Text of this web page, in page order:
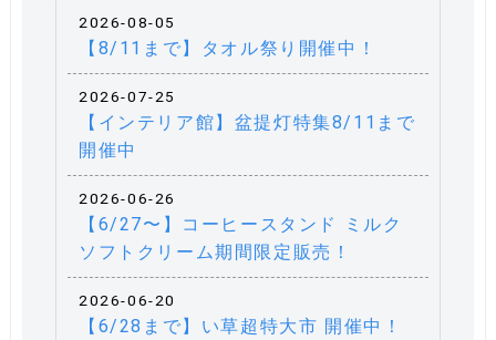
2026-08-05
【8/11まで】タオル祭り開催中！
2026-07-25
【インテリア館】盆提灯特集8/11まで
開催中
2026-06-26
【6/27〜】コーヒースタンド ミルク
ソフトクリーム期間限定販売！
2026-06-20
【6/28まで】い草超特大市 開催中！